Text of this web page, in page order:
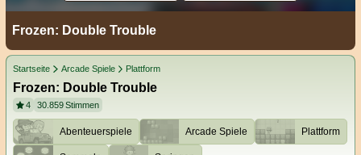
Frozen: Double Trouble
Startseite Arcade Spiele Plattform
Frozen: Double Trouble
4 30.859Stimmen
Abenteuerspiele Arcade Spiele Plattform